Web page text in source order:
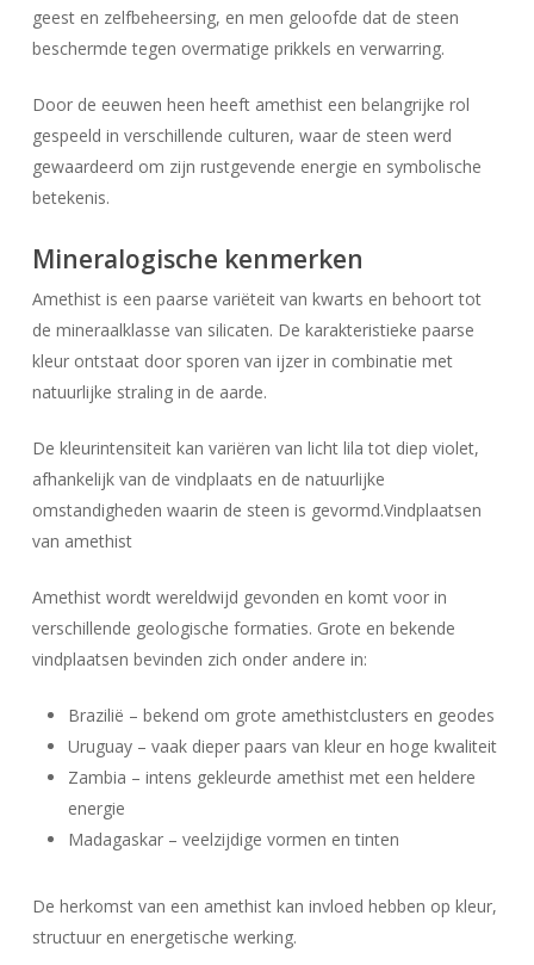
geest en zelfbeheersing, en men geloofde dat de steen
beschermde tegen overmatige prikkels en verwarring.
Door de eeuwen heen heeft amethist een belangrijke rol
gespeeld in verschillende culturen, waar de steen werd
gewaardeerd om zijn rustgevende energie en symbolische
betekenis.
Mineralogische kenmerken
Amethist is een paarse variëteit van kwarts en behoort tot
de mineraalklasse van silicaten. De karakteristieke paarse
kleur ontstaat door sporen van ijzer in combinatie met
natuurlijke straling in de aarde.
De kleurintensiteit kan variëren van licht lila tot diep violet,
afhankelijk van de vindplaats en de natuurlijke
omstandigheden waarin de steen is gevormd.Vindplaatsen
van amethist
Amethist wordt wereldwijd gevonden en komt voor in
verschillende geologische formaties. Grote en bekende
vindplaatsen bevinden zich onder andere in:
Brazilië – bekend om grote amethistclusters en geodes
Uruguay – vaak dieper paars van kleur en hoge kwaliteit
Zambia – intens gekleurde amethist met een heldere
energie
Madagaskar – veelzijdige vormen en tinten
De herkomst van een amethist kan invloed hebben op kleur,
structuur en energetische werking.